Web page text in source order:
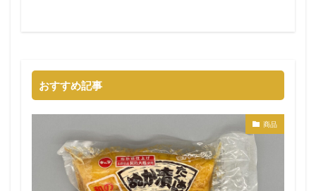
おすすめ記事
商品